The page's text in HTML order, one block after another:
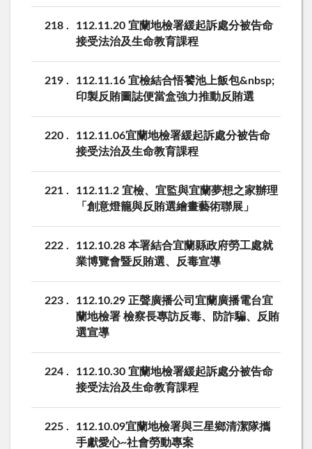
218
112.11.20 宜蘭地檢署緩起訴處分被告命
接受法治及生命教育課程
219
112.11.16 宜檢結合悟饕池上飯包&nbsp;
印製反賄圖誌便當盒強力推動反賄選
220
112.11.06宜蘭地檢署緩起訴處分被告命
接受法治及生命教育課程
221
112.11.2 宜檢、宜監與宜蘭夢想之家辦理
「創意燈籠與反賄選繪畫藝術聯展」
222
112.10.28 本署結合宜蘭縣政府勞工處就
業博覽會暨反賄選、反毒宣導
223
112.10.29 正聲廣播公司宜蘭廣播電台宜
蘭地檢署 檢察長專訪反毒、防詐騙、反賄
選宣導
224
112.10.30 宜蘭地檢署緩起訴處分被告命
接受法治及生命教育課程
225
112.10.09宜蘭地檢署與三星鄉清潔隊攜
手獻愛心~社會勞動專案